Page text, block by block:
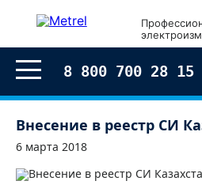
8 800 700 28 15
Внесение в реестр СИ
6 марта 2018